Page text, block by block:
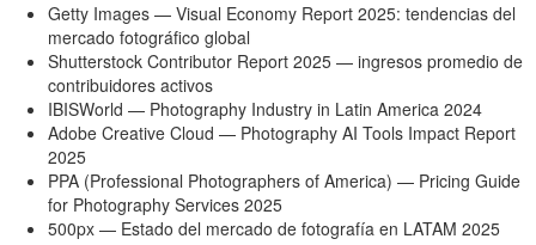
Getty Images — Visual Economy Report 2025: tendencias del
mercado fotográfico global
Shutterstock Contributor Report 2025 — ingresos promedio de
contribuidores activos
IBISWorld — Photography Industry in Latin America 2024
Adobe Creative Cloud — Photography AI Tools Impact Report
2025
PPA (Professional Photographers of America) — Pricing Guide
for Photography Services 2025
500px — Estado del mercado de fotografía en LATAM 2025